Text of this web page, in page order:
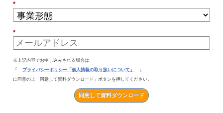
*
*
※上記内容でお申し込みされる場合は、
『
プライバシーポリシー「個人情報の取り扱いについて」
』
に同意の上「同意して資料ダウンロード」ボタンを押してください。
同意して資料ダウンロード